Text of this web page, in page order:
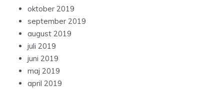
oktober 2019
september 2019
august 2019
juli 2019
juni 2019
maj 2019
april 2019